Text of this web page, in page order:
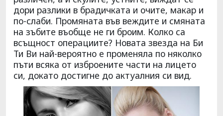
дори разлики в брадичката и очите, макар и
по-слаби. Промяната във веждите и смяната
на зъбите въобще не ги броим. Колко са
всъщност операциите? Новата звезда на Би
Ти Ви най-вероятно е променяла по няколко
пъти всяка от изброените части на лицето
си, докато достигне до актуалния си вид.